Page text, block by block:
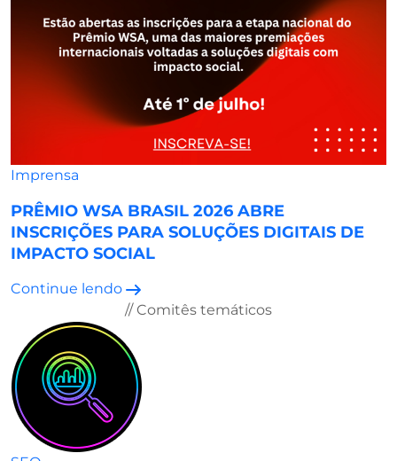
Imprensa
PRÊMIO WSA BRASIL 2026 ABRE
INSCRIÇÕES PARA SOLUÇÕES DIGITAIS DE
IMPACTO SOCIAL
Continue lendo
// Comitês temáticos